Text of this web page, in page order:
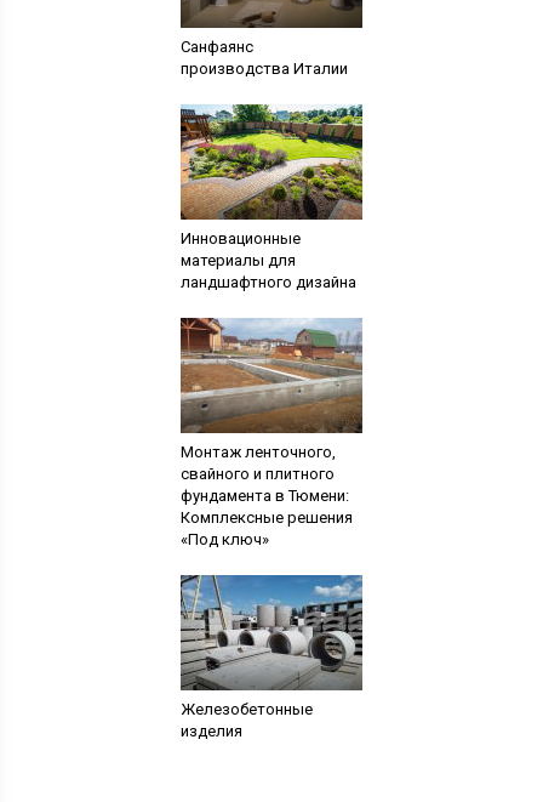
Санфаянс
производства Италии
Инновационные
материалы для
ландшафтного дизайна
Монтаж ленточного,
свайного и плитного
фундамента в Тюмени:
Комплексные решения
«Под ключ»
Железобетонные
изделия